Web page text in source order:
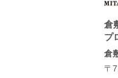
倉
プ
倉
〒